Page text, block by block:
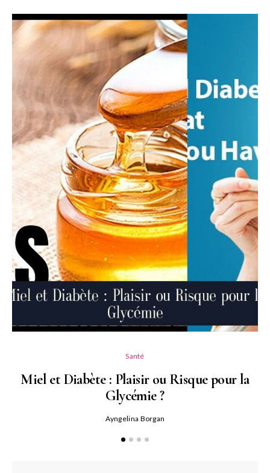
Santé
Miel et Diabète : Plaisir ou Risque pour la
Glycémie ?
Ayngelina Borgan